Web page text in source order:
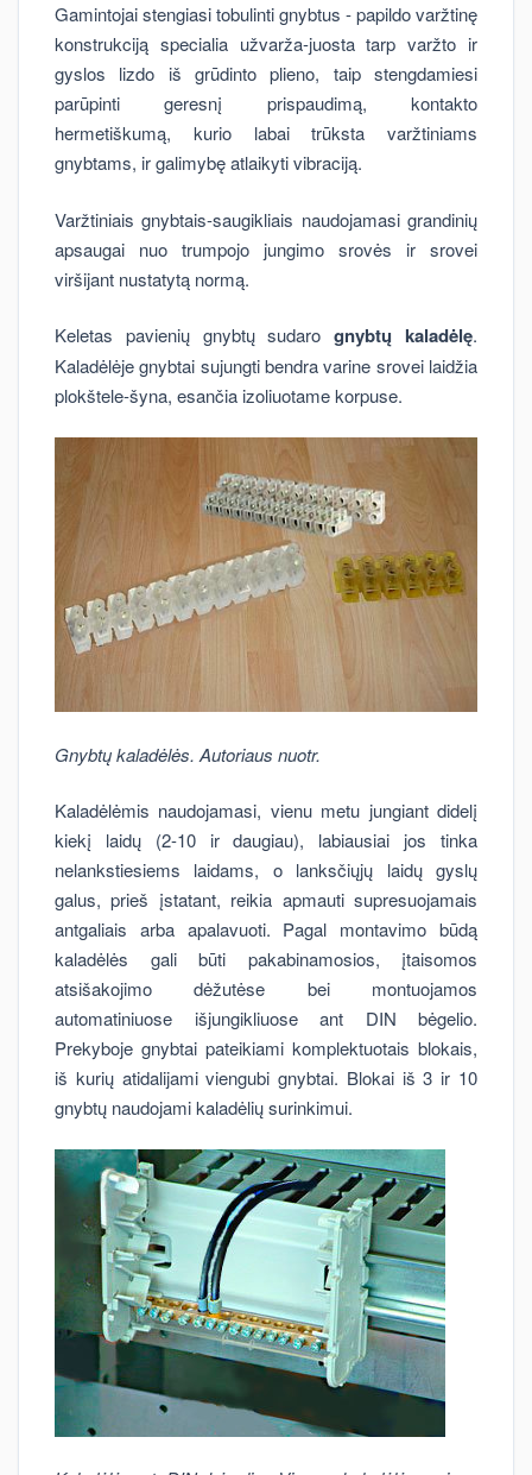
Gamintojai stengiasi tobulinti gnybtus - papildo varžtinę
konstrukciją specialia užvarža-juosta tarp varžto ir
gyslos lizdo iš grūdinto plieno, taip stengdamiesi
parūpinti geresnį prispaudimą, kontakto
hermetiškumą, kurio labai trūksta varžtiniams
gnybtams, ir galimybę atlaikyti vibraciją.
Varžtiniais gnybtais-saugikliais naudojamasi grandinių
apsaugai nuo trumpojo jungimo srovės ir srovei
viršijant nustatytą normą.
Keletas pavienių gnybtų sudarognybtų kaladėlę.
Kaladėlėje gnybtai sujungti bendra varine srovei laidžia
plokštele-šyna, esančia izoliuotame korpuse.
Gnybtų kaladėlės. Autoriaus nuotr.
Kaladėlėmis naudojamasi, vienu metu jungiant didelį
kiekį laidų (2-10 ir daugiau), labiausiai jos tinka
nelankstiesiems laidams, o lanksčiųjų laidų gyslų
galus, prieš įstatant, reikia apmauti supresuojamais
antgaliais arba apalavuoti. Pagal montavimo būdą
kaladėlės gali būti pakabinamosios, įtaisomos
atsišakojimo dėžutėse bei montuojamos
automatiniuose išjungikliuose ant DIN bėgelio.
Prekyboje gnybtai pateikiami komplektuotais blokais,
iš kurių atidalijami viengubi gnybtai. Blokai iš 3 ir 10
gnybtų naudojami kaladėlių surinkimui.